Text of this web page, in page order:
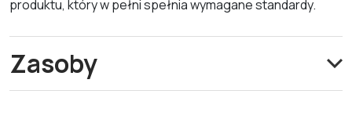
produktu, który w pełni spełnia wymagane standardy.
Zasoby